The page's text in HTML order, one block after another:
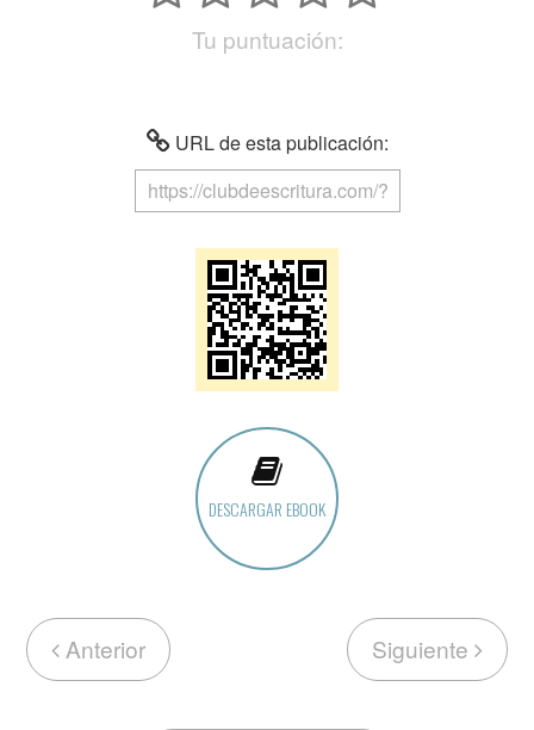
Tu puntuación:
URL de esta publicación:
DESCARGAR EBOOK
Anterior Siguiente